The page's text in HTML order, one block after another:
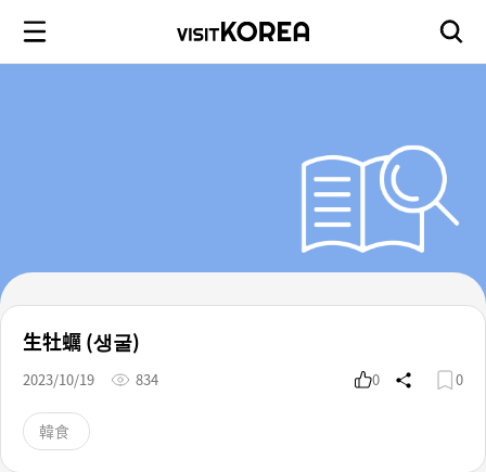
生牡蠣 (생굴)
2023/10/19 834 0 0
韓食